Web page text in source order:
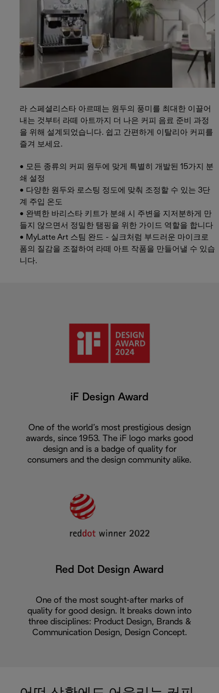
라 스페셜리스타 아르떼는 원두의 풍미를 최대한 이끌어
내는 것부터 라떼 아트까지 더 나은 커피 음료 준비 과정
을 위해 설계되었습니다. 쉽고 간편하게 이탈리아 커피를
즐겨 보세요.
• 모든 종류의 커피 원두에 맞게 특별히 개발된 15가지 분
쇄 설정
• 다양한 원두와 로스팅 정도에 맞춰 조정할 수 있는 3단
계 주입 온도
• 완벽한 바리스타 키트가 분쇄 시 주변을 지저분하게 만
들지 않으면서 정밀한 탬핑을 위한 가이드 역할을 합니다
• MyLatte Art 스팀 완드 - 실크처럼 부드러운 마이크로
폼의 질감을 조절하여 라떼 아트 작품을 만들어낼 수 있습
니다.
iF Design Award
One of the world’s most prestigious design
awards, since 1953. The iF logo marks good
design and is a badge of quality for
consumers and the design community alike.
Red Dot Design Award
One of the most sought-after marks of
quality for good design. It breaks down into
three disciplines: Product Design, Brands &
Communication Design, Design Concept.